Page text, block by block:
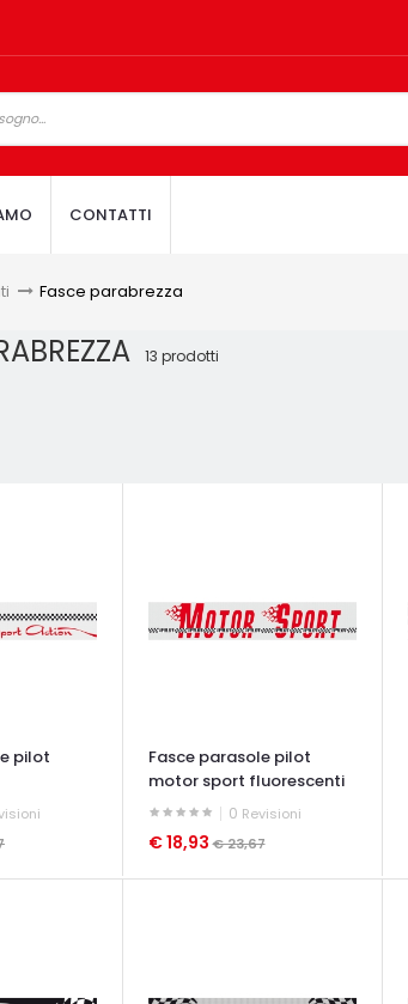
CONTATTI
> Fasce parabrezza
13 prodotti
pilot
Fasce parasole pilot
motor sport fluorescenti
0 Revisioni
€ 18,93€ 23,67